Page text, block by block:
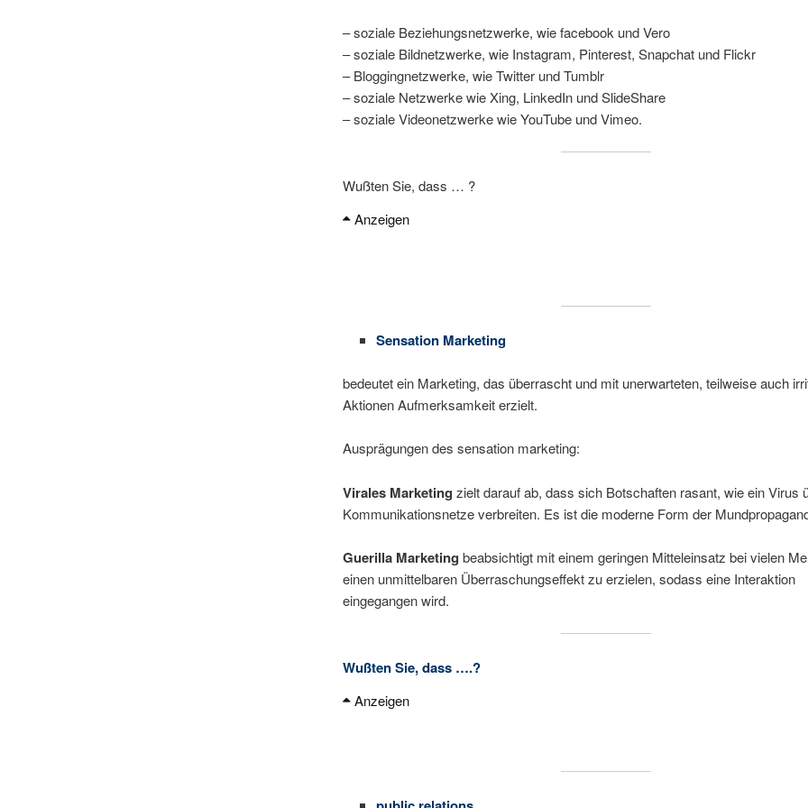
– soziale Beziehungsnetzwerke, wie facebook und Vero
– soziale Bildnetzwerke, wie Instagram, Pinterest, Snapchat und Flickr
– Bloggingnetzwerke, wie Twitter und Tumblr
– soziale Netzwerke wie Xing, LinkedIn und SlideShare
– soziale Videonetzwerke wie YouTube und Vimeo.
Wußten Sie, dass … ?
36 % der 16-29-jährigen Deutschen bei Instagram sind.
Anzeigen
Sensation Marketing
bedeutet ein Marketing, das überrascht und mit unerwarteten, teilweise auch
Aktionen Aufmerksamkeit erzielt.
Ausprägungen des sensation marketing:
Virales Marketing zielt darauf ab, dass sich Botschaften rasant, wie ein Virus
Kommunikationsnetze verbreiten. Es ist die moderne Form der
Guerilla Marketing beabsichtigt mit einem geringen Mitteleinsatz bei vielen
einen unmittelbaren Überraschungseffekt zu erzielen, sodass eine Interaktion
eingegangen wird.
Wußten Sie, dass ….?
es VW mit seinem Video eines kleinen Jungen im Darth Vader Kostüm
die Edeka Kampagne „Supergeil“, dank der rasanten Verbreitung über
Anzeigen